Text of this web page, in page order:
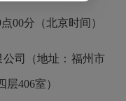
00分（北京时间）
司（地址：福州市
406室）